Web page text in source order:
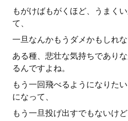
もがけばもがくほど、うまく
て、
一旦なんかもうダメかもしれな
ある種、悲壮な気持ちであり
るんですよね。
もう一回飛べるようになりた
になって、
もう一旦投げ出すでもないけど